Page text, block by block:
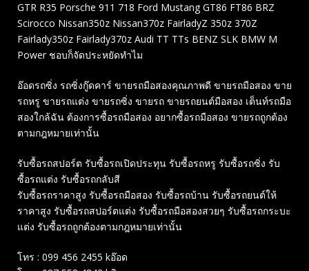
GTR R35 Porsche 911 718 Ford Mustang GT86 FT86 BRZ
Scirocco Nissan350z Nissan370z FairladyZ 350z 370Z
Fairlady350z Fairlady370z Audi TT TTs BENZ SLK BMW M
Power ชอบก็จัดประหยัดทำไม
อ๊อดรถซิ่ง รถซิ่งกู๊ดคาร์ ขายรถมือสองคุณภาพดี ขายรถมือสอง ขาย
รถหรู ขายรถแต่ง ขายรถซิ่ง ขายรถ ขายรถยนต์มือสอง เต็นท์รถมือ
สองใกล้ฉัน ต้องการซื้อรถมือสอง อยากซื้อรถมือสอง ขายรถถูกต้อง
ตามกฎหมายเท่านั้น
รับซื้อรถสปอร์ต รับซื้อรถเปิดประทุน รับซื้อรถหรู รับซื้อรถซิ่ง รับ
ซื้อรถแต่ง รับซื้อรถกลับสี
รับซื้อรถราคาสูง รับซื้อรถมือสอง รับซื้อรถบ้าน รับซื้อรถยนต์ให้
ราคาสูง รับซื้อรถสปอร์ตแต่ง รับซื้อรถมือสองสวยๆ รับซื้อรถกระบะ
แต่ง รับซื้อรถถูกต้องตามกฎหมายเท่านั้น
โทร : 099 456 2455 kอ๊อด